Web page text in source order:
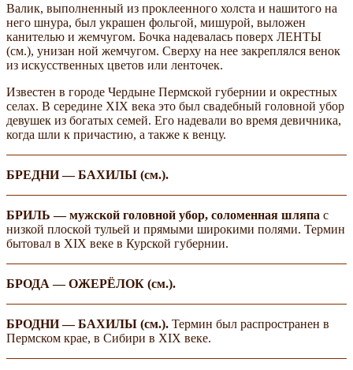
Валик, выполненный из проклеенного холста и нашитого на
него шнура, был украшен фольгой, мишурой, выложен
канителью и жемчугом. Бочка надевалась поверх ЛЕНТЫ
(см.), унизан­ ной жемчугом. Сверху на нее закреплялся венок
из искусственных цветов или ленточек.
Известен в городе Чердыне Пермской губернии и окрестных
селах. В середине XIX века это был свадебный головной убор
девушек из богатых семей. Его надевали во время девичника,
когда шли к причастию, а также к венцу.
БРЕДНИ — БАХИЛЫ (см.).
БРИЛЬ — мужской головной убор, соломенная шляпа с
низкой плоской тульей и прямыми широкими полями. Термин
бытовал в XIX веке в Курской губернии.
БРОДА — ОЖЕРЁЛОК (см.).
БРОДНИ — БАХИЛЫ (см.). Термин был распространен в
Пермском крае, в Сибири в XIX веке.